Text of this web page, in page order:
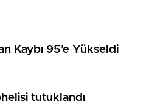
Kaybı 95’e Yükseldi
tutuklandı